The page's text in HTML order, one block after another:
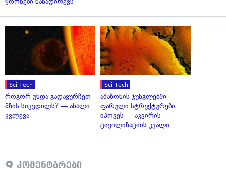
Sci-Tech
როგორ უნდა გადავურჩეთ
მზის სიკვდილს? — ახალი
კვლევა
Sci-Tech
ამაზონის ჯუნგლებში
ფარული სტრუქტურები
იპოვეს — აკვირის
ცივილიზაციის კვალი
კომენტარები